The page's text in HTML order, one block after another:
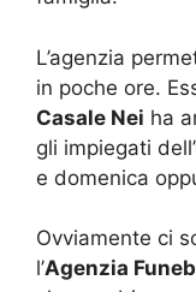
L’agenzia
in poche ore.
Casale Nei ha
gli impiegati
e domenica
Ovviamente ci
l’Agenzia